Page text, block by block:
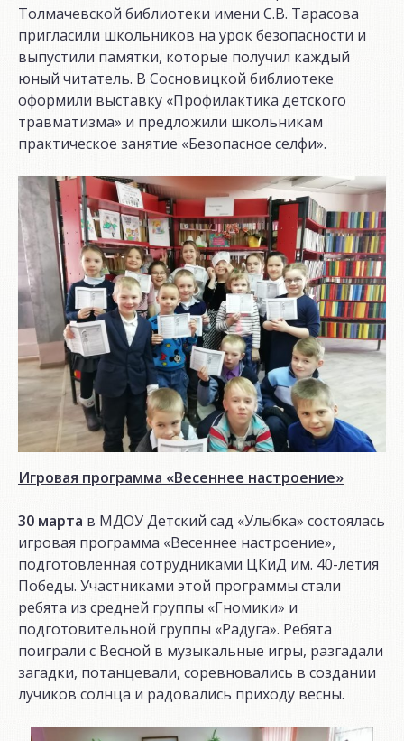
Толмачевской библиотеки имени С.В. Тарасова
пригласили школьников на урок безопасности и
выпустили памятки, которые получил каждый
юный читатель. В Сосновицкой библиотеке
оформили выставку «Профилактика детского
травматизма» и предложили школьникам
практическое занятие «Безопасное селфи».
Игровая программа «Весеннее настроение»
30 марта в МДОУ Детский сад «Улыбка» состоялась
игровая программа «Весеннее настроение»,
подготовленная сотрудниками ЦКиД им. 40-летия
Победы. Участниками этой программы стали
ребята из средней группы «Гномики» и
подготовительной группы «Радуга». Ребята
поиграли с Весной в музыкальные игры, разгадали
загадки, потанцевали, соревновались в создании
лучиков солнца и радовались приходу весны.